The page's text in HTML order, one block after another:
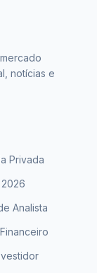
notícias e
Privada
Analista